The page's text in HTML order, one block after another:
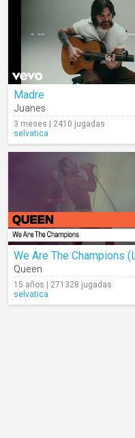
Madre
Juanes
3 meses | 2410 jugadas
selvatica
Queen
15 años | 271328 jugadas
selvatica